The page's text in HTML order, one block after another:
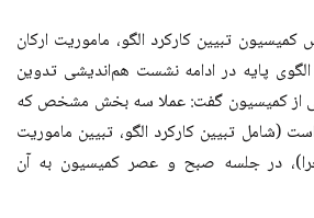
کمیسیون تبيين كاركرد الگو، ماموريت اركان
پایه در ادامه نشست هم‌اندیشی تدوین
از کمیسیون گفت: عملا سه بخش مشخص که
(شامل تبيين كاركرد الگو، تبيين ماموريت
در جلسه صبح و عصر کمیسیون به آن